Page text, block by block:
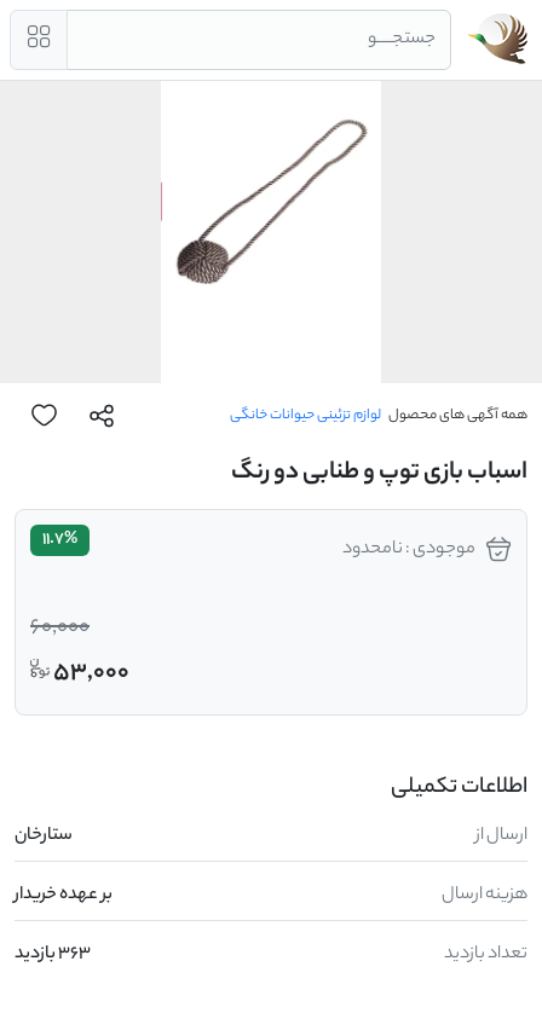
جستجــــو
همه آگهی های محصول لوازم تزئینی حیوانات خانگی
اسباب بازی توپ و طنابی دو رنگ
موجودی : نامحدود 11.7%
60,000
53,000
اطلاعات تکمیلی
ارسال از ستارخان
هزینه ارسال بر عهده خریدار
تعداد بازدید 363 بازدید